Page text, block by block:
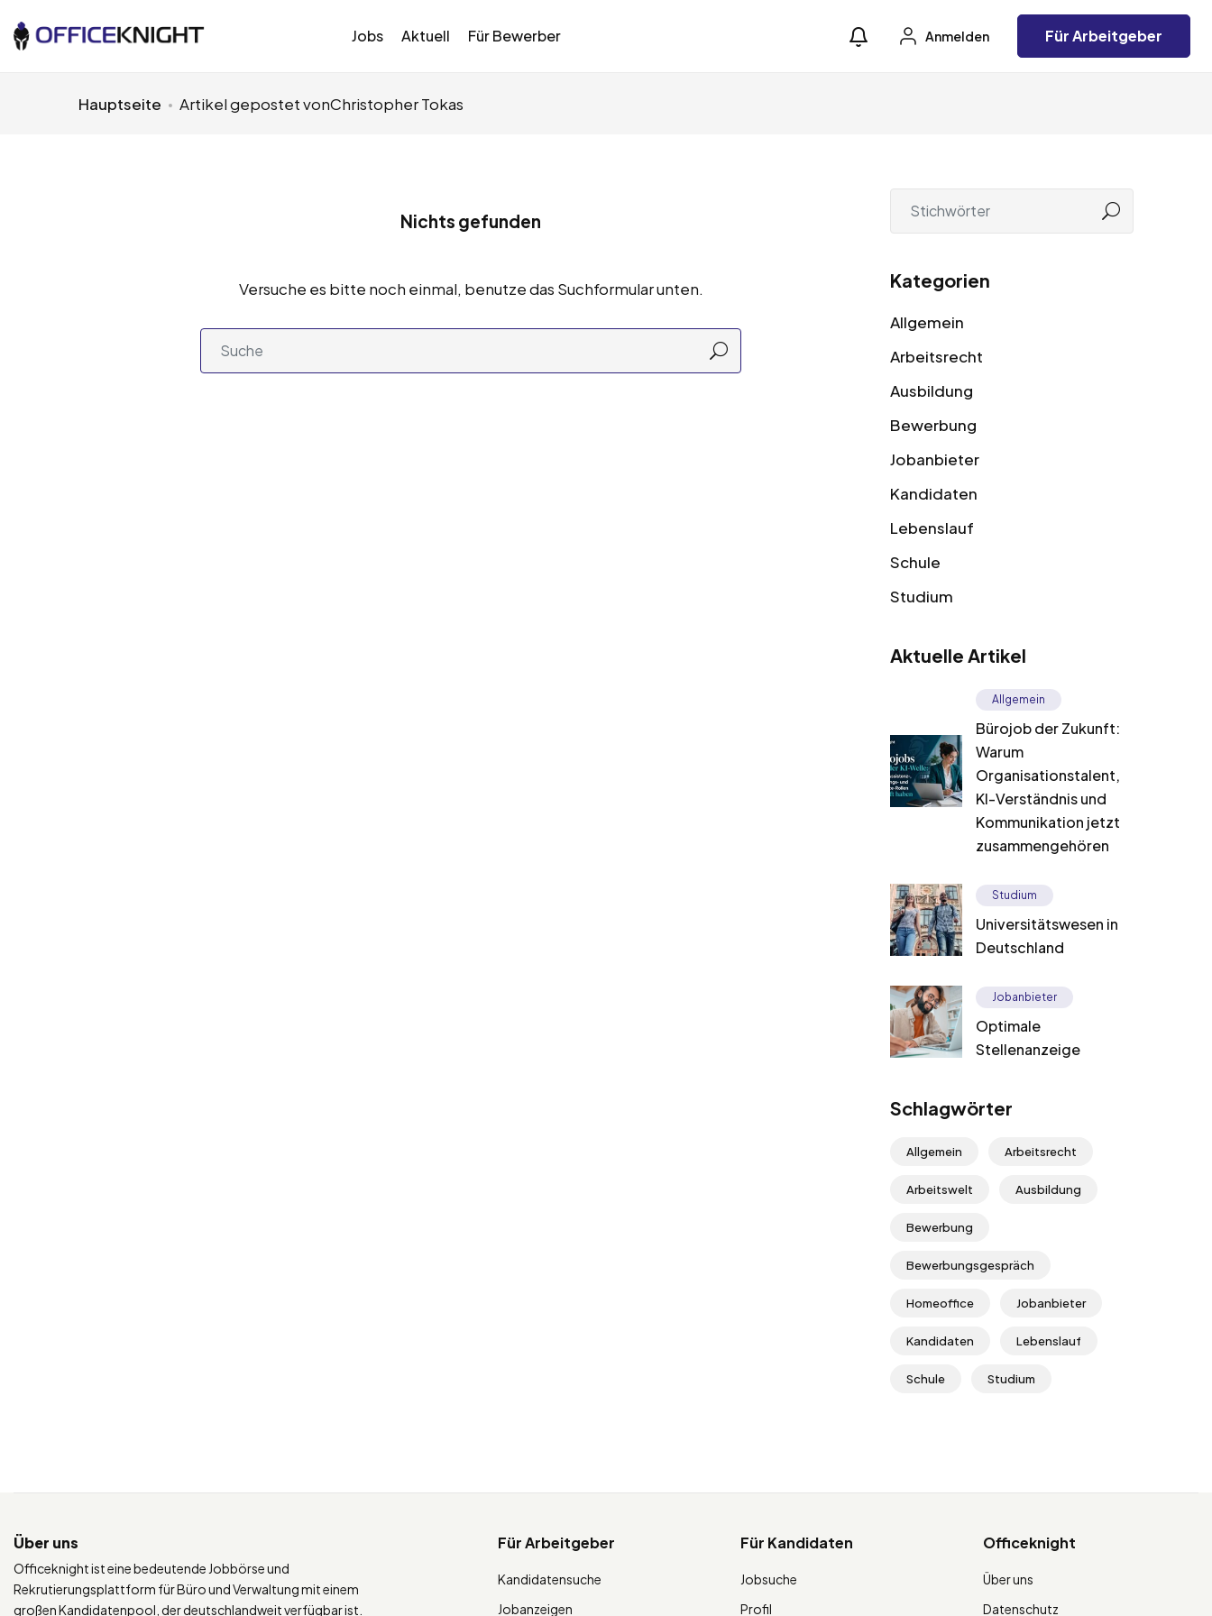
Jobs Aktuell Für Bewerber Anmelden Für Arbeitgeber
Hauptseite Artikel gepostet vonChristopher Tokas
Nichts gefunden
Versuche es bitte noch einmal, benutze das Suchformular unten. Kategorien
Allgemein
Arbeitsrecht
Ausbildung
Bewerbung
Jobanbieter
Kandidaten
Lebenslauf
Schule
Studium
Aktuelle Artikel
Allgemein
Bürojob der Zukunft:
Warum
Organisationstalent,
KI-Verständnis und
Kommunikation jetzt
zusammengehören
Studium
Universitätswesen in
Deutschland
Jobanbieter
Optimale
Stellenanzeige
Schlagwörter
Allgemein Arbeitsrecht
Arbeitswelt Ausbildung
Bewerbung
Bewerbungsgespräch
Homeoffice Jobanbieter
Kandidaten Lebenslauf
Schule Studium
Über uns
Officeknight ist eine bedeutende Jobbörse und
Rekrutierungsplattform für Büro und Verwaltung mit einem
großen Kandidatenpool, der deutschlandweit verfügbar ist.
Für Arbeitgeber
Kandidatensuche
Jobanzeigen
Für Kandidaten
Jobsuche
Profil
Officeknight
Über uns
Datenschutz